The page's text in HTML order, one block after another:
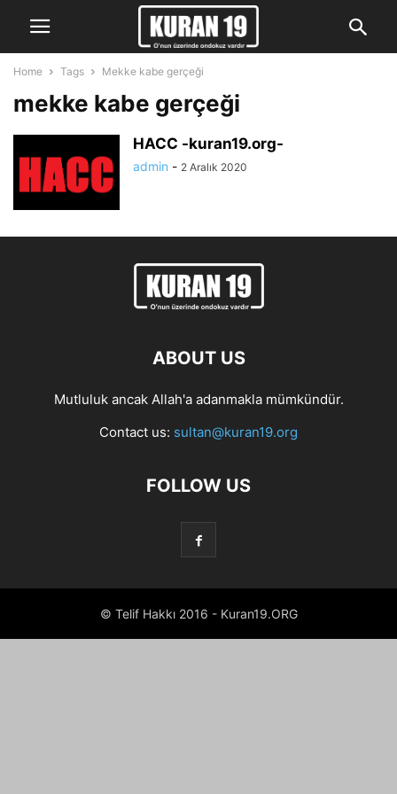
Home Tags Mekke kabe gerçeği
mekke kabe gerçeği
HACC -kuran19.org-
admin - 2 Aralık 2020
ABOUT US
Mutluluk ancak Allah'a adanmakla mümkündür.
Contact us: sultan@kuran19.org
FOLLOW US
© Telif Hakkı 2016 - Kuran19.ORG